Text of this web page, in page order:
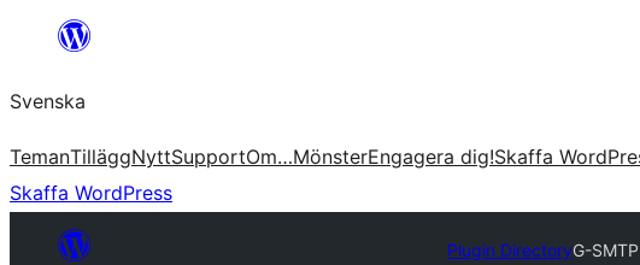
Hoppa
innehåll
Svenska
TemanTilläggNyttSupportOm…MönsterEngagera dig!Skaffa
Skaffa WordPress
Plugin DirectoryG-SMTP